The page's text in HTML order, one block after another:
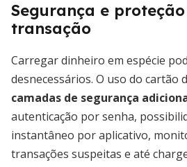
Segurança e
transação
Carregar dinheiro em espécie
desnecessários. O uso do cartão
camadas de segurança
autenticação por senha,
instantâneo por aplicativo,
transações suspeitas e até